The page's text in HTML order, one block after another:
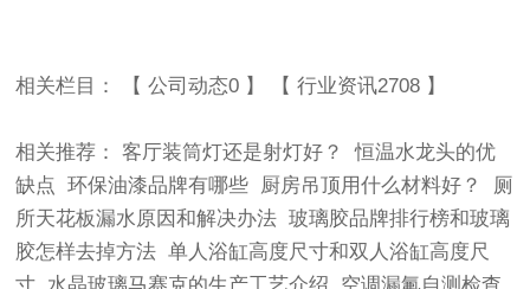
相关栏目： 【 公司动态0 】 【 行业资讯2708 】
相关推荐：客厅装筒灯还是射灯好？
恒温水龙头的优
缺点
环保油漆品牌有哪些 厨房吊顶用什么材料好？
厕
所天花板漏水原因和解决办法 玻璃胶品牌排行榜和玻璃
胶怎样去掉方法 单人浴缸高度尺寸和双人浴缸高度尺